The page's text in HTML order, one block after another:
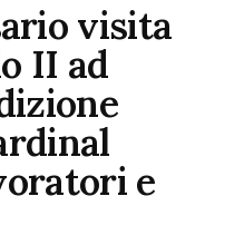
visita
II ad
e